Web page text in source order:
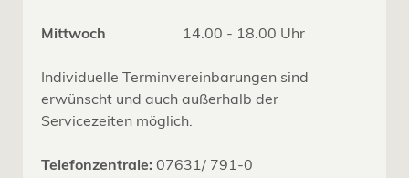
Mittwoch 14.00 - 18.00 Uhr
Individuelle Terminvereinbarungen sind
erwünscht und auch außerhalb der
Servicezeiten möglich.
Telefonzentrale: 07631/ 791-0